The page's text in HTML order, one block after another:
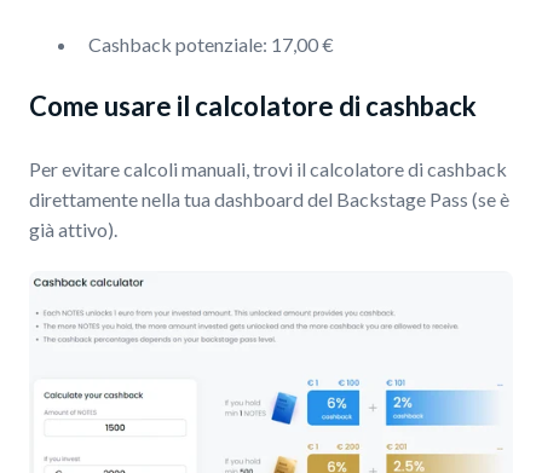
Cashback potenziale: 17,00 €
Come usare il calcolatore di cashback
Per evitare calcoli manuali, trovi il calcolatore di cashback
direttamente nella tua dashboard del Backstage Pass (se è
già attivo).